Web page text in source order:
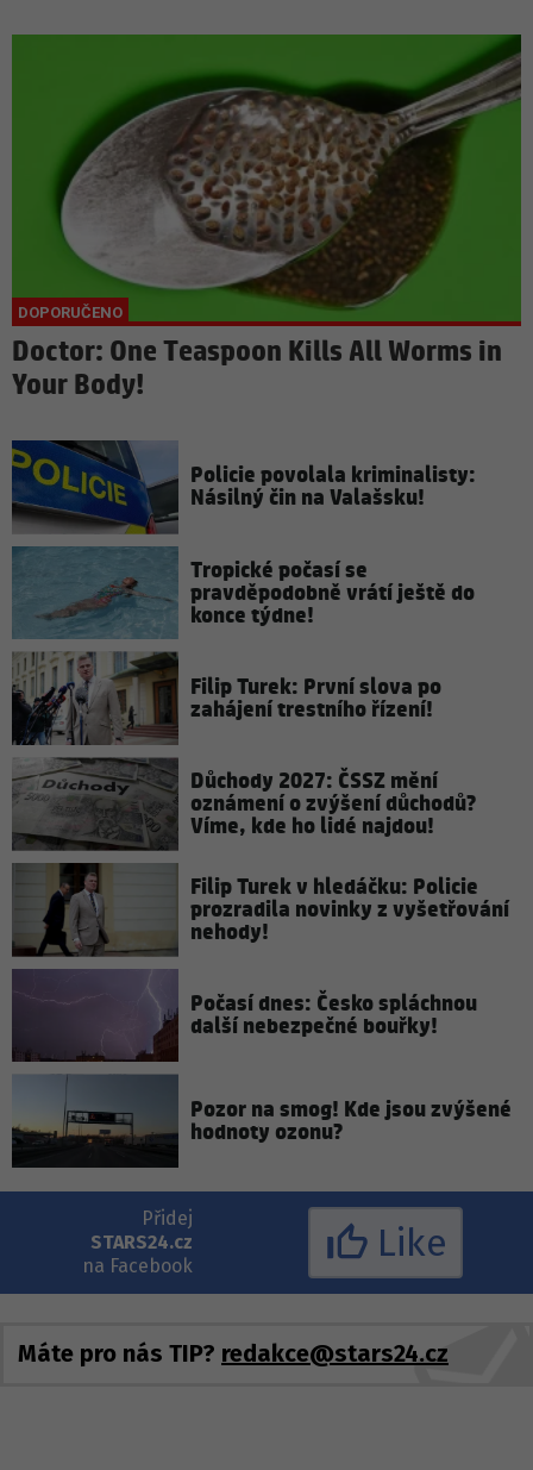
Doctor: One Teaspoon Kills All Worms in
Your Body!
Policie povolala kriminalisty:
Násilný čin na Valašsku!
Tropické počasí se
pravděpodobně vrátí ještě do
konce týdne!
Filip Turek: První slova po
zahájení trestního řízení!
Důchody 2027: ČSSZ mění
oznámení o zvýšení důchodů?
Víme, kde ho lidé najdou!
Filip Turek v hledáčku: Policie
prozradila novinky z vyšetřování
nehody!
Počasí dnes: Česko spláchnou
další nebezpečné bouřky!
Pozor na smog! Kde jsou zvýšené
hodnoty ozonu?
Přidej
STARS24.cz
na Facebook
Like
Máte pro nás TIP? redakce@stars24.cz